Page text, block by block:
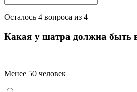
Осталось 4 вопроса из 4
Какая у шатра должна быть
Менее 50 человек